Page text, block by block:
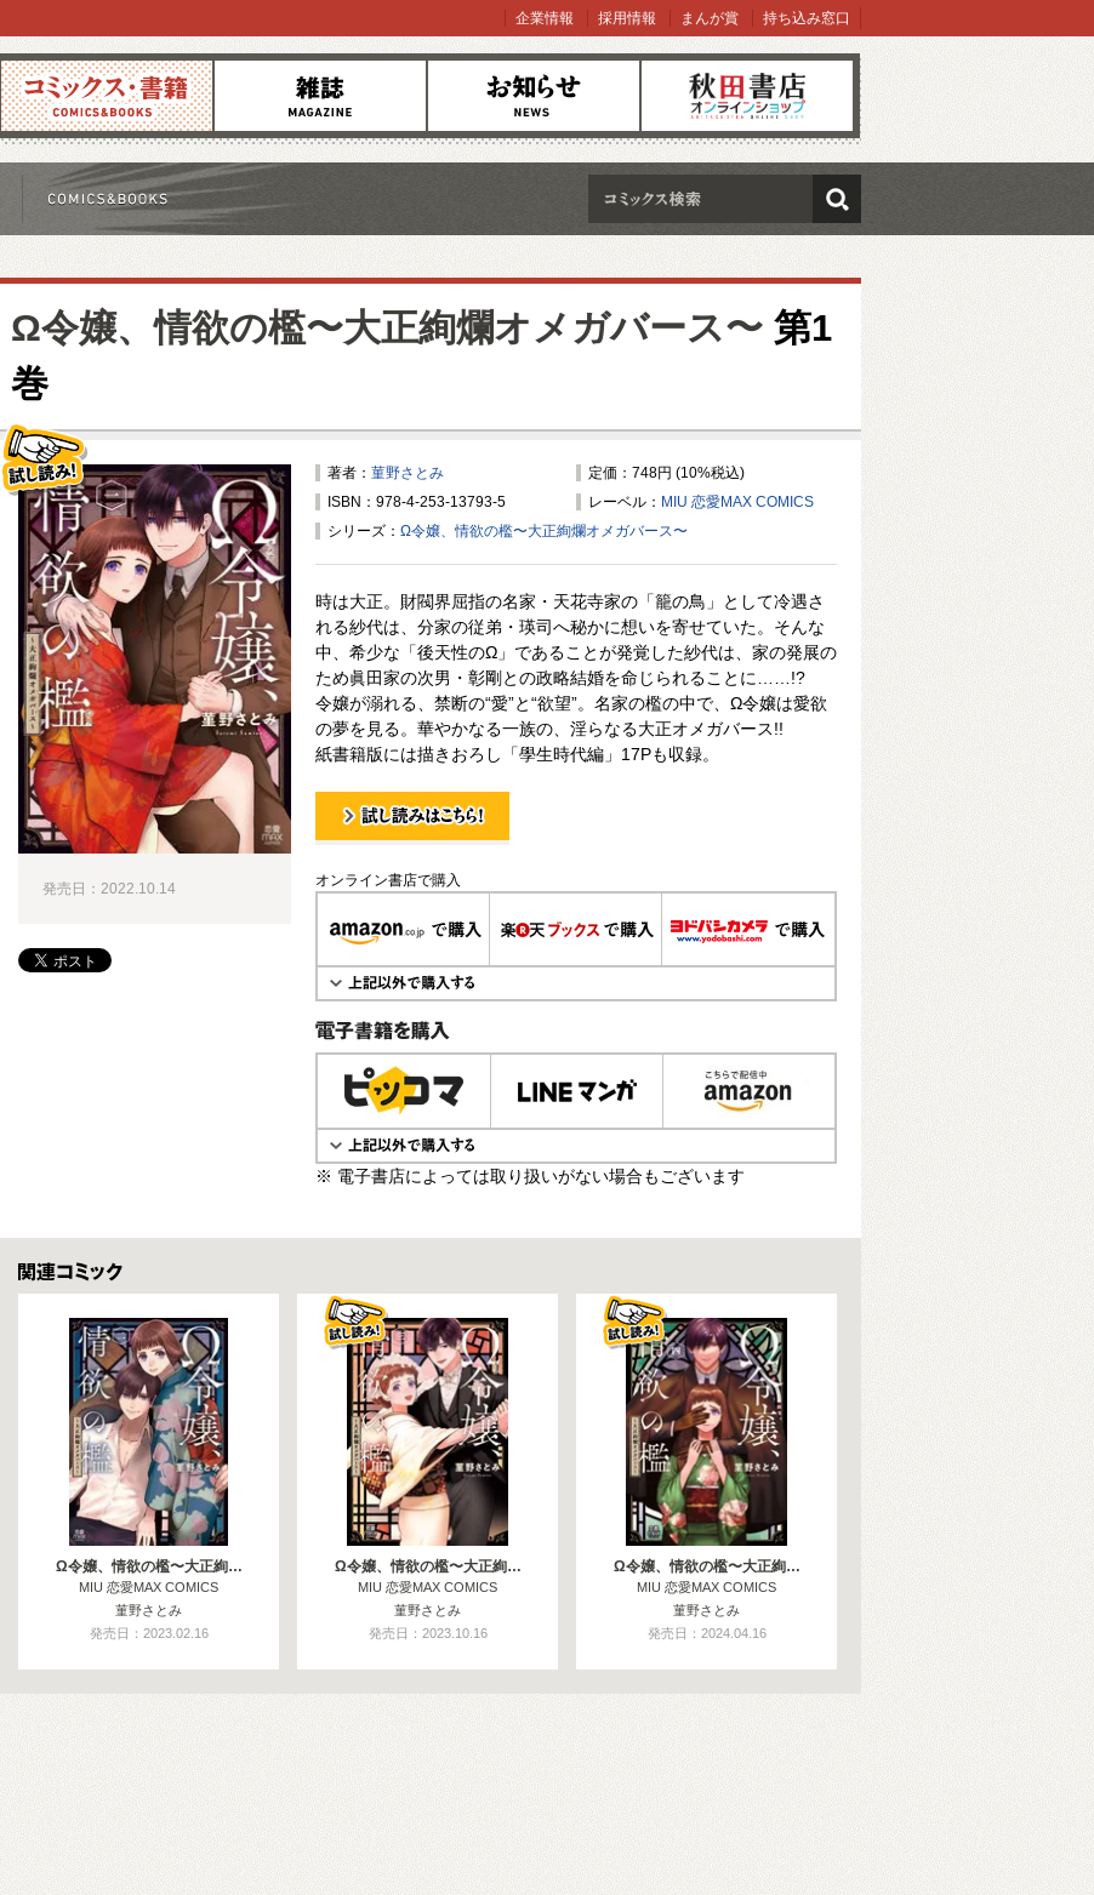
コミックス 雑誌 お知らせ オンラインショップ
企業情報 採用情報 まんが賞 持ち込み窓口
検索
Ω令嬢、情欲の檻〜大正絢爛オメガバース〜 第1
巻
著者： 菫野さとみ
定価：748円 (10%税込)
ISBN：978-4-253-13793-5
レーベル： MIU 恋愛MAX COMICS
シリーズ： Ω令嬢、情欲の檻〜大正絢爛オメガバース〜
時は大正。財閥界屈指の名家・天花寺家の「籠の鳥」として冷遇さ
れる紗代は、分家の従弟・瑛司へ秘かに想いを寄せていた。そんな
中、希少な「後天性のΩ」であることが発覚した紗代は、家の発展の
ため眞田家の次男・彰剛との政略結婚を命じられることに……!?
令嬢が溺れる、禁断の“愛”と“欲望”。名家の檻の中で、Ω令嬢は愛欲
の夢を見る。華やかなる一族の、淫らなる大正オメガバース!!
紙書籍版には描きおろし「學生時代編」17Pも収録。
試し読み！
オンライン書店で購入
電子書籍で購入
※ 電子書店によっては取り扱いがない場合もございます
発売日：2022.10.14
関連コミックス
Ω令嬢、情欲の檻〜大正絢…
MIU 恋愛MAX COMICS
菫野さとみ
発売日：2023.02.16
Ω令嬢、情欲の檻〜大正絢…
MIU 恋愛MAX COMICS
菫野さとみ
発売日：2023.10.16
Ω令嬢、情欲の檻〜大正絢…
MIU 恋愛MAX COMICS
菫野さとみ
発売日：2024.04.16